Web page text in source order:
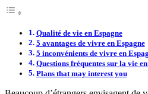
Qualité de vie en Espagne
5 avantages de vivre en Espagne
5 inconvénients de vivre en
Questions fréquentes sur la vie
Plans that may interest you